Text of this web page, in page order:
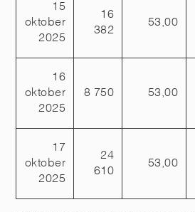
15
oktober
2025
16
382
53,00
16
oktober
2025
8 750 53,00
17
oktober
2025
24
610
53,00